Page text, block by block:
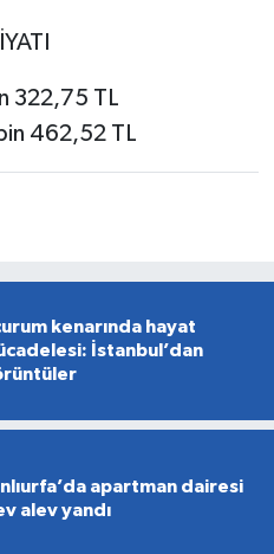
322,75 TL
462,52 TL
kenarında hayat
İstanbul’dan
apartman dairesi
alev yandı